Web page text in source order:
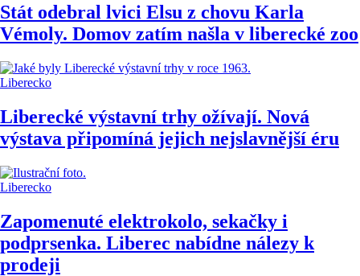
Stát odebral lvici Elsu z chovu Karla
Vémoly. Domov zatím našla v liberecké zoo
Liberecko
Liberecké výstavní trhy ožívají. Nová
výstava připomíná jejich nejslavnější éru
Liberecko
Zapomenuté elektrokolo, sekačky i
podprsenka. Liberec nabídne nálezy k
prodeji